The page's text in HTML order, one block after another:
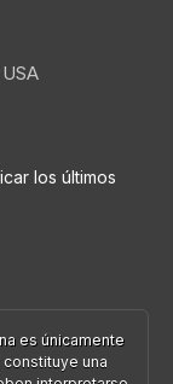
los últimos
es únicamente
una